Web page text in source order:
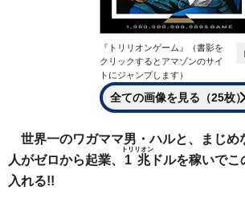
『トリリオンゲーム』（書影を
クリックするとアマゾンのサイ
トにジャンプします）
全ての画像を見る（25枚
世界一のワガママ男・ハルと、まじめ
人がゼロから起業、
1兆
トリリオン
ドルを稼いでこ
入れる!!